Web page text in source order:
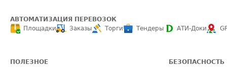
АВТОМАТИЗАЦИЯ ПЕРЕВОЗОК
Площадки
Заказы Торги Тендеры АТИ-Доки
ПОЛЕЗНОЕ БЕЗОПАСНОСТЬ